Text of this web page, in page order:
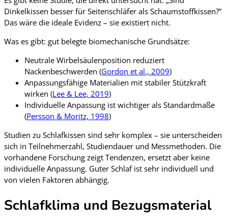
Dinkelkissen besser für Seitenschläfer als Schaumstoffkissen?”
Das wäre die ideale Evidenz – sie existiert nicht.
Was es gibt: gut belegte biomechanische Grundsätze:
Neutrale Wirbelsäulenposition reduziert
Nackenbeschwerden (Gordon et al., 2009)
Anpassungsfähige Materialien mit stabiler Stützkraft
wirken (Lee & Lee, 2019)
Individuelle Anpassung ist wichtiger als Standardmaße
(Persson & Moritz, 1998)
Studien zu Schlafkissen sind sehr komplex – sie unterscheiden
sich in Teilnehmerzahl, Studiendauer und Messmethoden. Die
vorhandene Forschung zeigt Tendenzen, ersetzt aber keine
individuelle Anpassung. Guter Schlaf ist sehr individuell und
von vielen Faktoren abhängig.
Schlafklima und Bezugsmaterial